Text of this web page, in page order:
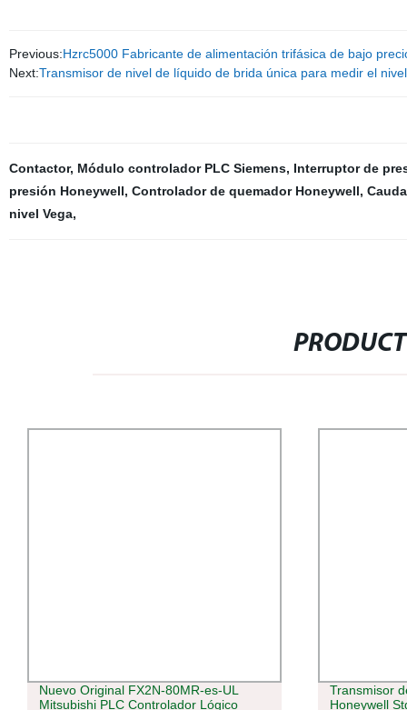
Previous:Hzrc5000 Fabricante de alimentación trifásica de bajo
Next:Transmisor de nivel de líquido de brida única para medir el
Contactor, Módulo controlador PLC Siemens, Interruptor de
presión Honeywell, Controlador de quemador Honeywell,
nivel Vega,
Nuevo Original FX2N-80MR-es-UL
Mitsubishi PLC Controlador Lógico
Transmisor
Honeywell